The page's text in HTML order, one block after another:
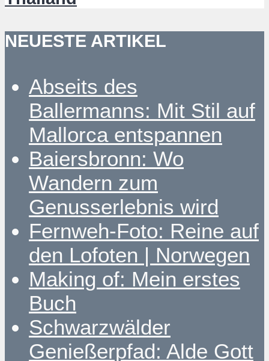
NEUESTE ARTIKEL
Abseits des
Ballermanns: Mit Stil auf
Mallorca entspannen
Baiersbronn: Wo
Wandern zum
Genusserlebnis wird
Fernweh-Foto: Reine auf
den Lofoten | Norwegen
Making of: Mein erstes
Buch
Schwarzwälder
Genießerpfad: Alde Gott